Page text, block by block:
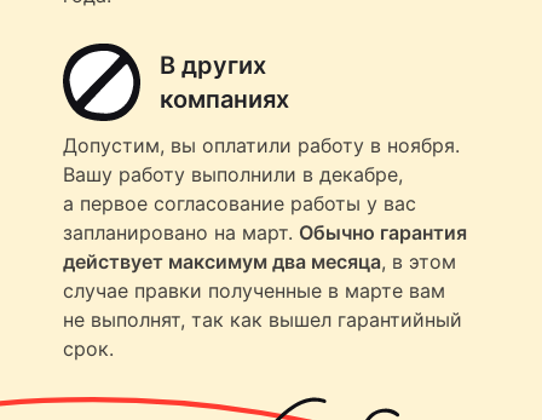
В других
компаниях
Допустим, вы оплатили работу в ноября.
Вашу работу выполнили в декабре,
а первое согласование работы у вас
запланировано на март. Обычно гарантия
действует максимум два месяца, в этом
случае правки полученные в марте вам
не выполнят, так как вышел гарантийный
срок.